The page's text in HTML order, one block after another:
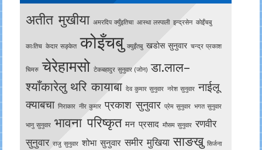
अतीत मुखीया अमरदिप क्युँइतिचा आस्था लस्पाली इन्द्रसेन काेइँचबु
काःतिच केदार सङ्केत कोइँचबु क्युइँतबु खडोस सुनुवार चन्द्र प्रकाश
चिमरु चेरेहामसो टेकबहादुर सुनुवार (जोन) डा.लाल–
श्याँकारेलु थरि कायाबा देव कुमार सुनुवार नरेश सुनुवार नाईलू
क्याबचा निराकार नीर कुमार प्रकाश सुनुवार प्रेम सुनुवार भगत सुनुवार
भानु सुनुवार भावना परिष्कृत मन प्रसाद मौसम सुनुवार रणवीर
सुनुवार राजु सुनुवार शोभा सुनुवार समीर मुखिया साङखु सिर्जना